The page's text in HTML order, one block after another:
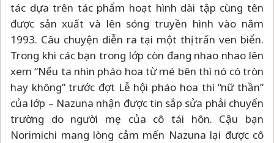
tác dựa trên tác phẩm hoạt hình dài tập cùng tên
được sản xuất và lên sóng truyền hình vào năm
1993. Câu chuyện diễn ra tại một thị trấn ven biển.
Trong khi các bạn trong lớp còn đang nhao nhao lên
xem “Nếu ta nhìn pháo hoa từ mé bên thì nó có tròn
hay không” trước đợt Lễ hội pháo hoa thì “nữ thần”
của lớp – Nazuna nhận được tin sắp sửa phải chuyển
trường do người mẹ của cô tái hôn. Cậu bạn
Norimichi mang lòng cảm mến Nazuna lại được cô